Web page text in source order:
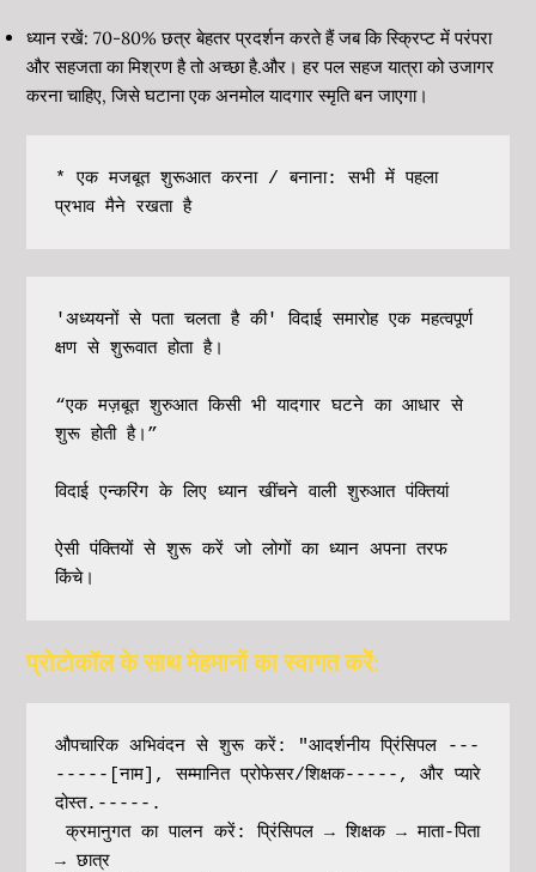
ध्यान रखें: 70-80% छत्र बेहतर प्रदर्शन करते हैं जब कि स्क्रिप्ट में परंपरा
और सहजता का मिश्रण है तो अच्छा है.और। हर पल सहज यात्रा को उजागर
करना चाहिए, जिसे घटाना एक अनमोल यादगार स्मृति बन जाएगा।
* एक मजबूत शुरूआत करना / बनाना: सभी में पहला
प्रभाव मैने रखता है
'अध्ययनों से पता चलता है की' विदाई समारोह एक महत्वपूर्ण
क्षण से शुरूवात होता है।
“एक मज़बूत शुरुआत किसी भी यादगार घटने का आधार से
शुरू होती है।”
विदाई एन्करिंग के लिए ध्यान खींचने वाली शुरुआत पंक्तियां
ऐसी पंक्तियों से शुरू करें जो लोगों का ध्यान अपना तरफ
किंचे।
प्रोटोकॉल के साथ मेहमानों का स्वागत करें:
औपचारिक अभिवंदन से शुरू करें: "आदर्शनीय प्रिंसिपल ---
-----[नाम], सम्मानित प्रोफेसर/शिक्षक-----, और प्यारे
दोस्त.-----.
क्रमानुगत का पालन करें: प्रिंसिपल → शिक्षक → माता-पिता
→ छात्र